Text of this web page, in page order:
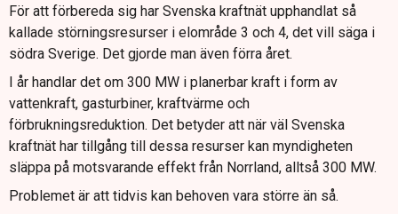
För att förbereda sig har Svenska kraftnät upphandlat så
kallade störningsresurser i elområde 3 och 4, det vill säga i
södra Sverige. Det gjorde man även förra året.
I år handlar det om 300 MW i planerbar kraft i form av
vattenkraft, gasturbiner, kraftvärme och
förbrukningsreduktion. Det betyder att när väl Svenska
kraftnät har tillgång till dessa resurser kan myndigheten
släppa på motsvarande effekt från Norrland, alltså 300 MW.
Problemet är att tidvis kan behoven vara större än så.